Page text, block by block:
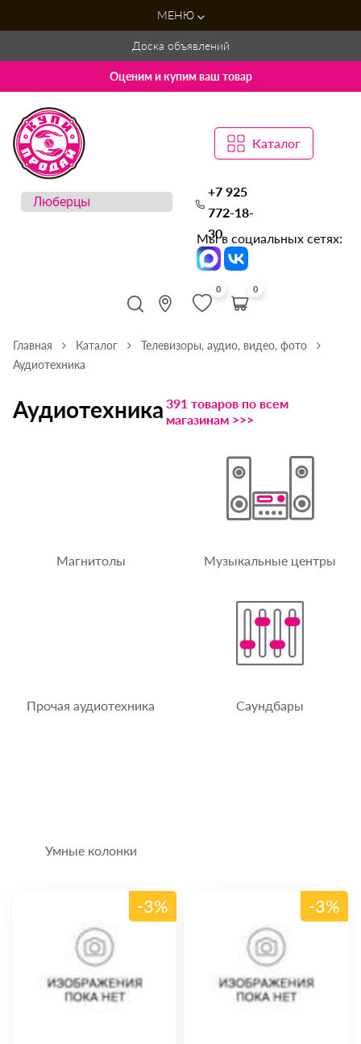
МЕНЮ
Доска объявлений
Оценим и купим ваш товар
Каталог
+7 925
772-18-
30
Мы в социальных сетях:
0 0
Главная Каталог
Телевизоры, аудио, видео, фото
Аудиотехника
Аудиотехника 391 товаров по всем
магазинам >>>
Магнитолы Музыкальные центры
Прочая аудиотехника Саундбары
Умные колонки
-3% -3%